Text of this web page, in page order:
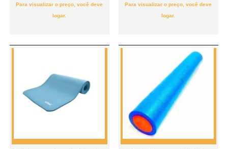
Para visualizar o preço, você deve
logar.
Para visualizar o preço, você deve
logar.